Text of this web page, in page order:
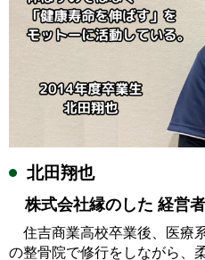
北田翔也
株式会社縁のした 経営者
住吉商業高校卒業後、医療
の整骨院で修行をしながら、